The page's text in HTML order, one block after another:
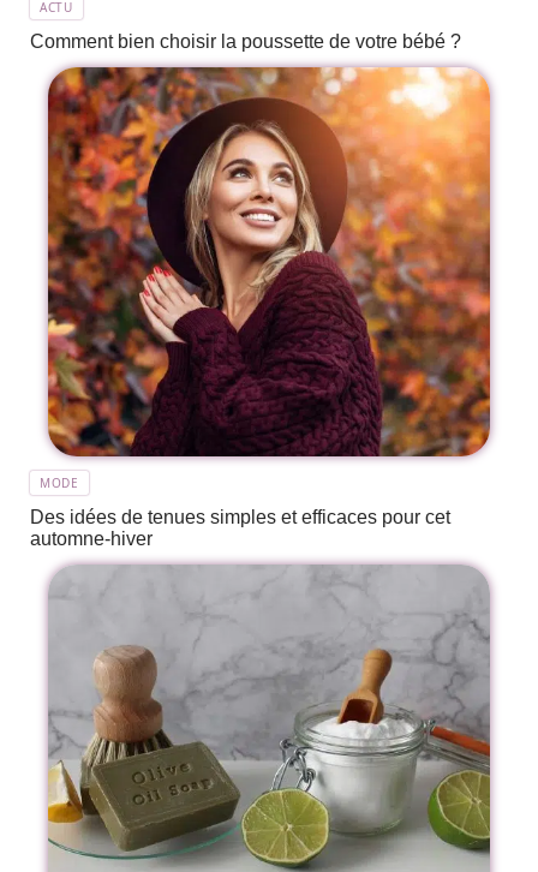
ACTU
Comment bien choisir la poussette de votre bébé ?
MODE
Des idées de tenues simples et efficaces pour cet
automne-hiver